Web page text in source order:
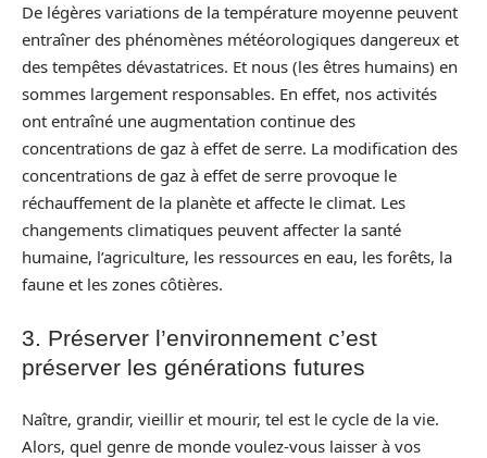
De légères variations de la température moyenne peuvent
entraîner des phénomènes météorologiques dangereux et
des tempêtes dévastatrices. Et nous (les êtres humains) en
sommes largement responsables. En effet, nos activités
ont entraîné une augmentation continue des
concentrations de gaz à effet de serre. La modification des
concentrations de gaz à effet de serre provoque le
réchauffement de la planète et affecte le climat. Les
changements climatiques peuvent affecter la santé
humaine, l’agriculture, les ressources en eau, les forêts, la
faune et les zones côtières.
3. Préserver l’environnement c’est
préserver les générations futures
Naître, grandir, vieillir et mourir, tel est le cycle de la vie.
Alors, quel genre de monde voulez-vous laisser à vos